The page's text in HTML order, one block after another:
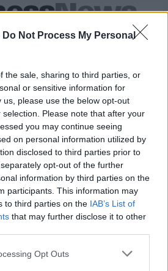
Do Not Process My Personal
the sale, sharing to third parties, or
or sensitive information for
please use the below opt-out
Please note that after your
you may continue seeing
on personal information utilized by
disclosed to third parties prior to
opt-out of the further
information by third parties on the
participants. This information may
to third parties on the IAB’s List of
that may further disclose it to other
Opt Outs
Ατρόμητος και Novibet
συνεχίζουν μαζί: Ανανέωση της
συνεργασίας τους μέχρι το
2028
τον ΟΤΕ στη διεθνή σειρά δεικτών
το Αρχαίο Θέατρο Επιδαύρου άνοιξε τις